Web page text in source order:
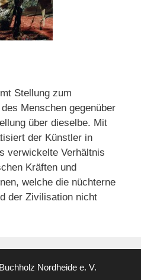
Stellung zum
Menschen gegenüber
über dieselbe. Mit
der Künstler in
verwickelte Verhältnis
Kräften und
welche die nüchterne
der Zivilisation nicht
Nordheide e. V.